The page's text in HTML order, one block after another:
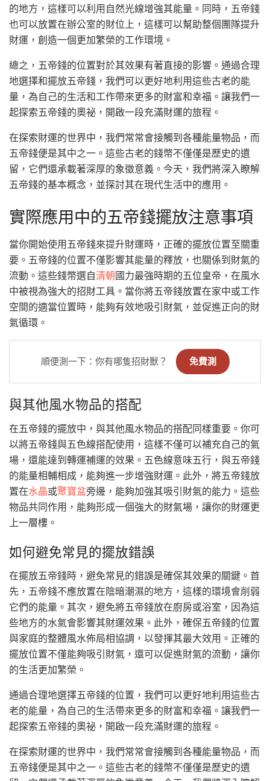
的地方，這樣可以利用自然光線增強其能量。同時，五帝錢
也可以放置在辦公室的財位上，這樣可以幫助整個團隊提升
財運，創造一個更加繁榮的工作環境。
總之，五帝錢的位置對於其效果有著直接的影響。通過合理
地選擇和擺放五帝錢，我們可以更好地利用這些古老的能
量，為自己的生活和工作帶來更多的財富和幸福。讓我們一
起探索五帝錢的奧祕，開啟一段充滿財運的旅程。
在探索財運的世界中，我們常常會接觸到各種能量物品，而
五帝錢便是其中之一。這些古老的錢幣不僅僅是歷史的遺
留，它們還承載著深厚的象徵意義。今天，我們將深入瞭解
五帝錢的基本概念，並探討其在現代生活中的應用。
實際應用中的五帝錢擺放注意事項
當你開始使用五帝錢來提升財運時，正確的擺放位置至關重
要。五帝錢的位置不僅影響其能量的釋放，也關係到財氣的
流動。這些錢幣選自清朝國力最強時期的五位皇帝，在風水
中被視為強大的招財工具。當你將五帝錢放置在家中或工作
空間的適當位置時，能夠有效地吸引財氣，並促進正向的財
氣循環。
順便測一下：你有哪隻招財獸？ 免費測
與其他風水物品的搭配
在五帝錢的擺放中，與其他風水物品的搭配同樣重要。你可
以將五帝錢與五色線搭配使用，這樣不僅可以補充自己的氣
場，還能達到轉運補運的效果。五色線意味五行，與五帝錢
的能量相輔相成，能夠進一步增強財運。此外，將五帝錢放
置在水晶或聚寶盆旁邊，能夠加強其吸引財氣的能力。這些
物品共同作用，能夠形成一個強大的財氣場，讓你的財運更
上一層樓。
如何避免常見的擺放錯誤
在擺放五帝錢時，避免常見的錯誤是確保其效果的關鍵。首
先，五帝錢不應放置在陰暗潮濕的地方，這樣的環境會削弱
它們的能量。其次，避免將五帝錢放在廚房或浴室，因為這
些地方的水氣會影響其財運效果。此外，確保五帝錢的位置
與家庭的整體風水佈局相協調，以發揮其最大效用。正確的
擺放位置不僅能夠吸引財氣，還可以促進財氣的流動，讓你
的生活更加繁榮。
通過合理地選擇五帝錢的位置，我們可以更好地利用這些古
老的能量，為自己的生活帶來更多的財富和幸福。讓我們一
起探索五帝錢的奧祕，開啟一段充滿財運的旅程。
在探索財運的世界中，我們常常會接觸到各種能量物品，而
五帝錢便是其中之一。這些古老的錢幣不僅僅是歷史的遺